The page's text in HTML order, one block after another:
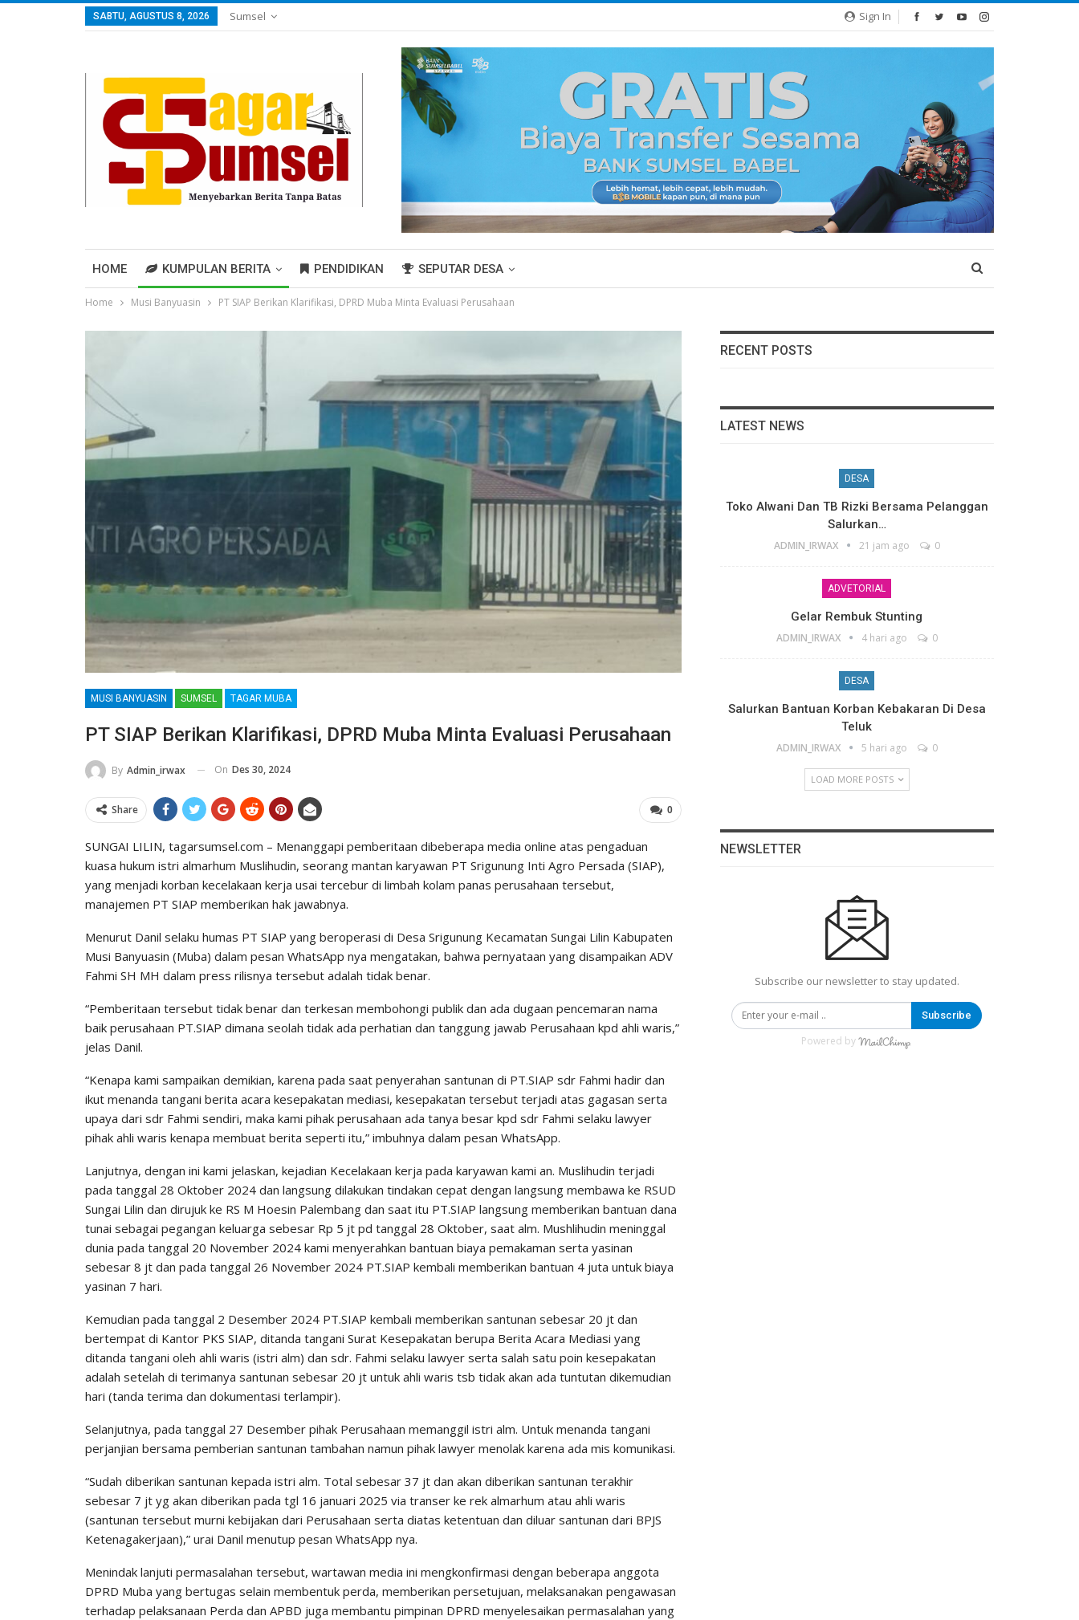
Sign In
SABTU, AGUSTUS 8, 2026 Sumsel
HOME KUMPULAN BERITA PENDIDIKAN SEPUTAR DESA
Home Musi Banyuasin PT SIAP Berikan Klarifikasi, DPRD Muba Minta Evaluasi Perusahaan
MUSI BANYUASIN SUMSEL TAGAR MUBA
PT SIAP Berikan Klarifikasi, DPRD Muba Minta Evaluasi Perusahaan
By Admin_irwax On Des 30, 2024
0
Share
SUNGAI LILIN, tagarsumsel.com – Menanggapi pemberitaan dibeberapa media online atas pengaduan
kuasa hukum istri almarhum Muslihudin, seorang mantan karyawan PT Srigunung Inti Agro Persada (SIAP),
yang menjadi korban kecelakaan kerja usai tercebur di limbah kolam panas perusahaan tersebut,
manajemen PT SIAP memberikan hak jawabnya.
Menurut Danil selaku humas PT SIAP yang beroperasi di Desa Srigunung Kecamatan Sungai Lilin Kabupaten
Musi Banyuasin (Muba) dalam pesan WhatsApp nya mengatakan, bahwa pernyataan yang disampaikan ADV
Fahmi SH MH dalam press rilisnya tersebut adalah tidak benar.
“Pemberitaan tersebut tidak benar dan terkesan membohongi publik dan ada dugaan pencemaran nama
baik perusahaan PT.SIAP dimana seolah tidak ada perhatian dan tanggung jawab Perusahaan kpd ahli waris,”
jelas Danil.
“Kenapa kami sampaikan demikian, karena pada saat penyerahan santunan di PT.SIAP sdr Fahmi hadir dan
ikut menanda tangani berita acara kesepakatan mediasi, kesepakatan tersebut terjadi atas gagasan serta
upaya dari sdr Fahmi sendiri, maka kami pihak perusahaan ada tanya besar kpd sdr Fahmi selaku lawyer
pihak ahli waris kenapa membuat berita seperti itu,” imbuhnya dalam pesan WhatsApp.
Lanjutnya, dengan ini kami jelaskan, kejadian Kecelakaan kerja pada karyawan kami an. Muslihudin terjadi
pada tanggal 28 Oktober 2024 dan langsung dilakukan tindakan cepat dengan langsung membawa ke RSUD
Sungai Lilin dan dirujuk ke RS M Hoesin Palembang dan saat itu PT.SIAP langsung memberikan bantuan dana
tunai sebagai pegangan keluarga sebesar Rp 5 jt pd tanggal 28 Oktober, saat alm. Mushlihudin meninggal
dunia pada tanggal 20 November 2024 kami menyerahkan bantuan biaya pemakaman serta yasinan
sebesar 8 jt dan pada tanggal 26 November 2024 PT.SIAP kembali memberikan bantuan 4 juta untuk biaya
yasinan 7 hari.
Kemudian pada tanggal 2 Desember 2024 PT.SIAP kembali memberikan santunan sebesar 20 jt dan
bertempat di Kantor PKS SIAP, ditanda tangani Surat Kesepakatan berupa Berita Acara Mediasi yang
ditanda tangani oleh ahli waris (istri alm) dan sdr. Fahmi selaku lawyer serta salah satu poin kesepakatan
adalah setelah di terimanya santunan sebesar 20 jt untuk ahli waris tsb tidak akan ada tuntutan dikemudian
hari (tanda terima dan dokumentasi terlampir).
Selanjutnya, pada tanggal 27 Desember pihak Perusahaan memanggil istri alm. Untuk menanda tangani
perjanjian bersama pemberian santunan tambahan namun pihak lawyer menolak karena ada mis komunikasi.
“Sudah diberikan santunan kepada istri alm. Total sebesar 37 jt dan akan diberikan santunan terakhir
sebesar 7 jt yg akan diberikan pada tgl 16 januari 2025 via transer ke rek almarhum atau ahli waris
(santunan tersebut murni kebijakan dari Perusahaan serta diatas ketentuan dan diluar santunan dari BPJS
Ketenagakerjaan),” urai Danil menutup pesan WhatsApp nya.
Menindak lanjuti permasalahan tersebut, wartawan media ini mengkonfirmasi dengan beberapa anggota
DPRD Muba yang bertugas selain membentuk perda, memberikan persetujuan, melaksanakan pengawasan
terhadap pelaksanaan Perda dan APBD juga membantu pimpinan DPRD menyelesaikan permasalahan yang
RECENT POSTS
LATEST NEWS
DESA
Toko Alwani Dan TB Rizki Bersama Pelanggan
Salurkan…
ADMIN_IRWAX 21 jam ago 0
ADVETORIAL
Gelar Rembuk Stunting
ADMIN_IRWAX 4 hari ago 0
DESA
Salurkan Bantuan Korban Kebakaran Di Desa
Teluk
ADMIN_IRWAX 5 hari ago 0
LOAD MORE POSTS
NEWSLETTER
Subscribe our newsletter to stay updated.
Subscribe
Powered by